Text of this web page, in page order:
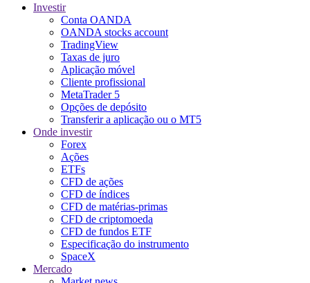
Investir
Conta OANDA
OANDA stocks account
TradingView
Taxas de juro
Aplicação móvel
Cliente profissional
MetaTrader 5
Opções de depósito
Transferir a aplicação ou o MT5
Onde investir
Forex
Ações
ETFs
CFD de ações
CFD de índices
CFD de matérias-primas
CFD de criptomoeda
CFD de fundos ETF
Especificação do instrumento
SpaceX
Mercado